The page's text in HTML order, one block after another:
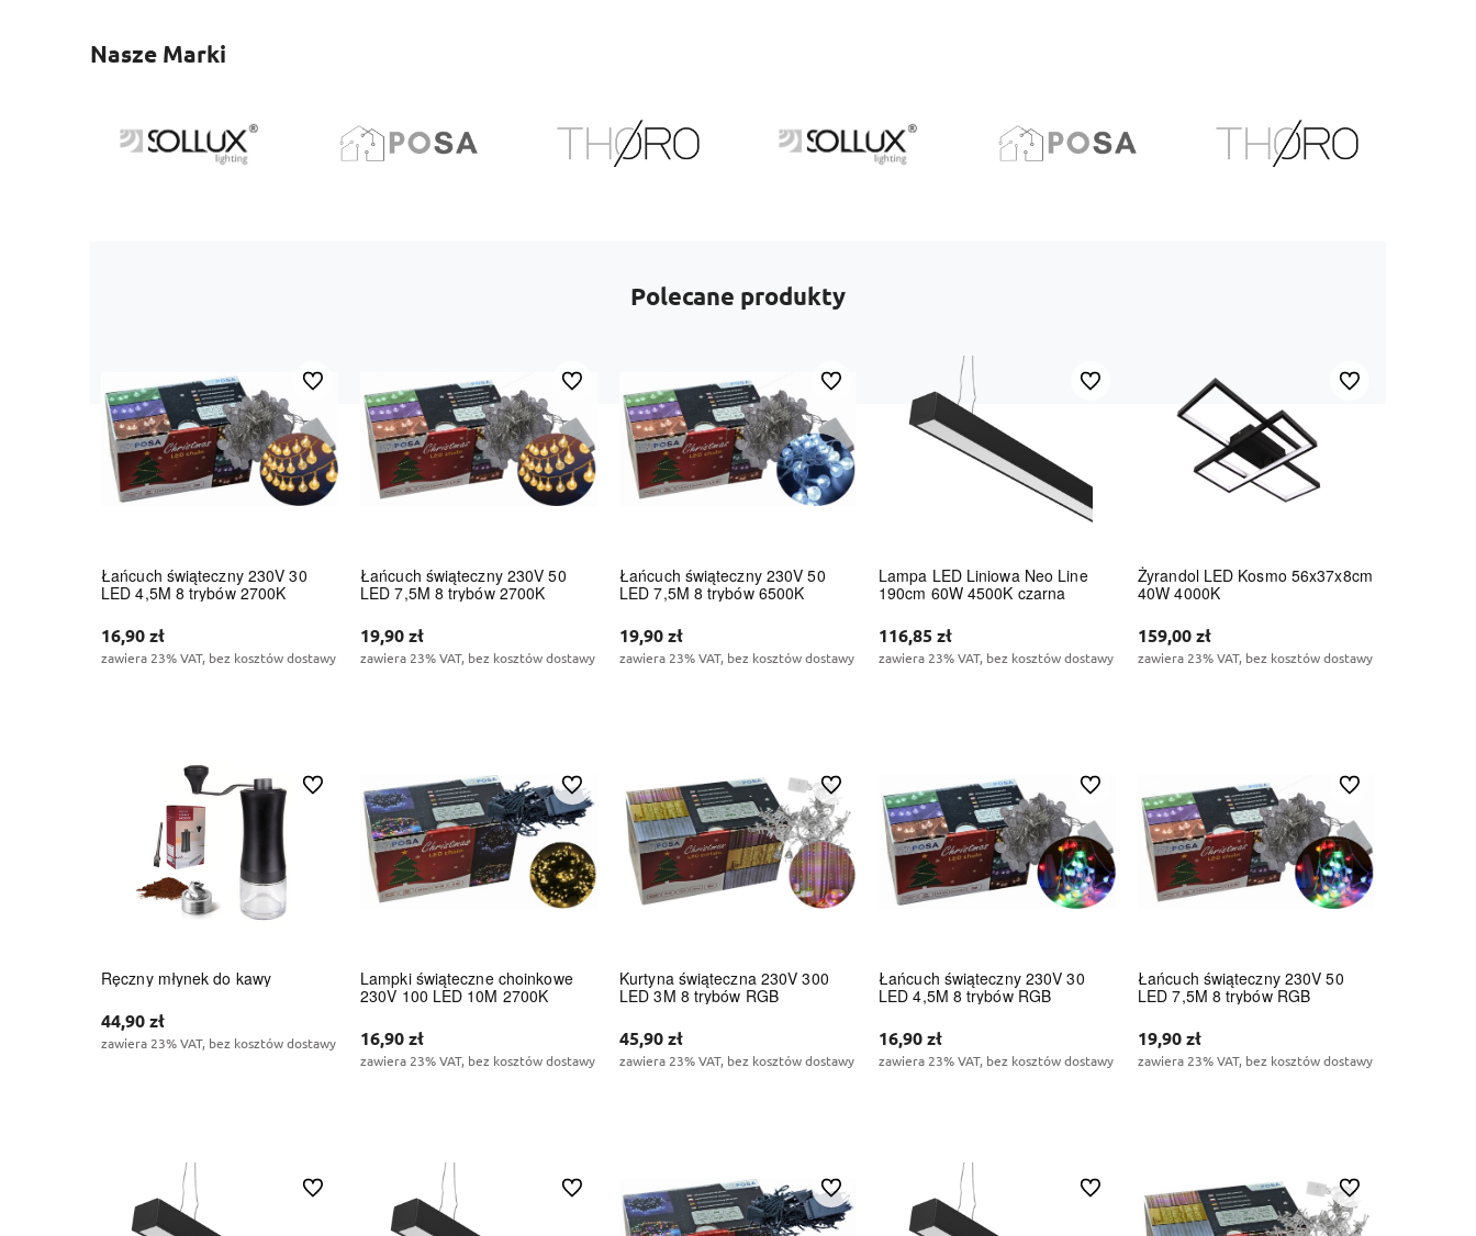
Nasze Marki
Polecane produkty
Łańcuch świąteczny 230V 30
LED 4,5M 8 trybów 2700K
16,90 zł
zawiera 23% VAT, bez kosztów dostawy
Do ulubionych
Łańcuch świąteczny 230V 50
LED 7,5M 8 trybów 2700K
19,90 zł
zawiera 23% VAT, bez kosztów dostawy
Do ulubionych
Łańcuch świąteczny 230V 50
LED 7,5M 8 trybów 6500K
19,90 zł
zawiera 23% VAT, bez kosztów dostawy
Do ulubionych
Lampa LED Liniowa Neo Line
190cm 60W 4500K czarna
116,85 zł
zawiera 23% VAT, bez kosztów dostawy
Do ulubionych
Żyrandol LED Kosmo 56x37x8cm
40W 4000K
159,00 zł
zawiera 23% VAT, bez kosztów dostawy
Do ulubionych
Ręczny młynek do kawy
44,90 zł
zawiera 23% VAT, bez kosztów dostawy
Do ulubionych
Lampki świąteczne choinkowe
230V 100 LED 10M 2700K
16,90 zł
zawiera 23% VAT, bez kosztów dostawy
Do ulubionych
Kurtyna świąteczna 230V 300
LED 3M 8 trybów RGB
45,90 zł
zawiera 23% VAT, bez kosztów dostawy
Do ulubionych
Łańcuch świąteczny 230V 30
LED 4,5M 8 trybów RGB
16,90 zł
zawiera 23% VAT, bez kosztów dostawy
Do ulubionych
Łańcuch świąteczny 230V 50
LED 7,5M 8 trybów RGB
19,90 zł
zawiera 23% VAT, bez kosztów dostawy
Do ulubionych
Do ulubionych Do ulubionych Do ulubionych Do ulubionych Do ulubionych